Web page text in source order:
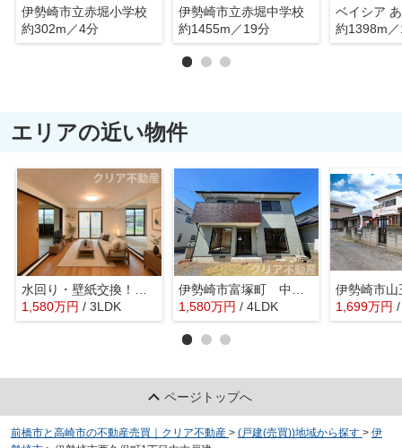
伊勢崎市立赤堀小学校
約302m／4分
伊勢崎市立赤堀中学校
約1455m／19分
約1398m
エリアの近い物件
1,580万円 / 3LDK
1,580万円 / 4LDK 1,699万円
ページトップへ
前橋市と高崎市の不動産売買｜クリア不動産 > (戸建(売買))地域から探す > 伊